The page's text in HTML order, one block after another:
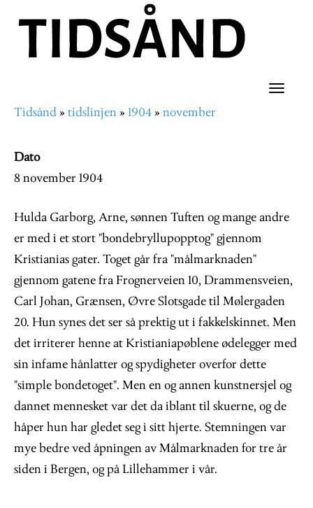
hovedinnhold
Toggle
Navigasjonssti
Tidsånd tidslinjen 1904 november
Dato
8 november 1904
Hulda Garborg, Arne, sønnen Tuften og mange andre
er med i et stort "bondebryllupopptog" gjennom
Kristianias gater. Toget går fra "målmarknaden"
gjennom gatene fra Frognerveien 10, Drammensveien,
Carl Johan, Grænsen, Øvre Slotsgade til Mølergaden
20. Hun synes det ser så prektig ut i fakkelskinnet. Men
det irriterer henne at Kristianiapøblene ødelegger med
sin infame hånlatter og spydigheter overfor dette
"simple bondetoget". Men en og annen kunstnersjel og
dannet mennesket var det da iblant til skuerne, og de
håper hun har gledet seg i sitt hjerte. Stemningen var
mye bedre ved åpningen av Målmarknaden for tre år
siden i Bergen, og på Lillehammer i vår.